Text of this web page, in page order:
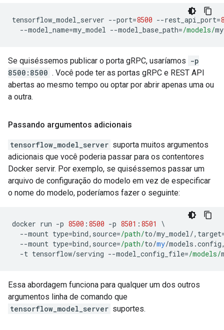
tensorflow_model_server --port=8500 --rest_api_port=
--model_name=my_model --model_base_path=/models/
Se quiséssemos publicar o porta gRPC, usaríamos -p
8500:8500 . Você pode ter as portas gRPC e REST API
abertas ao mesmo tempo ou optar por abrir apenas uma ou
a outra.
Passando argumentos adicionais
tensorflow_model_server suporta muitos argumentos
adicionais que você poderia passar para os contentores
Docker servir. Por exemplo, se quiséssemos passar um
arquivo de configuração do modelo em vez de especificar
o nome do modelo, poderíamos fazer o seguinte:
docker run -p 8500 : 8500 -p 8501 : 8501
\
--mount type=bind, source=/path/to/my_model/, target
--mount type=bind, source=/path/to/my/models .config
-t tensorflow/serving --model_config_file=/models/
Essa abordagem funciona para qualquer um dos outros
argumentos linha de comando que
tensorflow_model_server suportes.